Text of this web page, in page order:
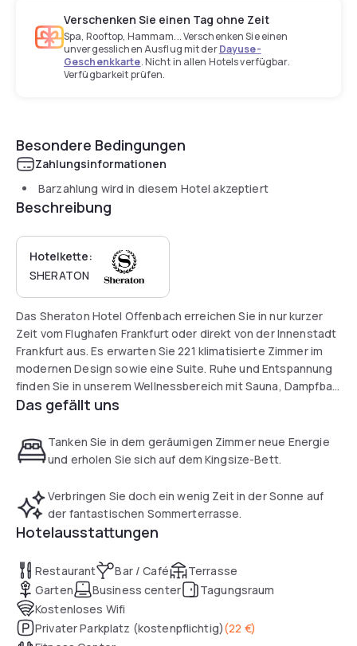
Verschenken Sie einen Tag ohne Zeit
Spa, Rooftop, Hammam... Verschenken Sie einen
unvergesslichen Ausflug mit derDayuse-
Geschenkkarte. Nicht in allen Hotels verfügbar.
Verfügbarkeit prüfen.
Besondere Bedingungen
Zahlungsinformationen
Barzahlung wird in diesem Hotel akzeptiert
Beschreibung
Hotelkette:
SHERATON
Das Sheraton Hotel Offenbach erreichen Sie in nur kurzer
Zeit vom Flughafen Frankfurt oder direkt von der Innenstadt
Frankfurt aus. Es erwarten Sie 221 klimatisierte Zimmer im
modernen Design sowie eine Suite. Ruhe und Entspannung
finden Sie in unserem Wellnessbereich mit Sauna, Dampfbad
und Massageangebot. Im Fitness-Center, das rund um die
ausgestattet ist, können Sie Ihrem Körper Gutes tun und
kostenfrei trainieren. Oder verbringen Sie sonnige
Übrigens auch als schönste Terrasse der City bekannt. Wir
laden Sie hier und in unserem Restaurant PURE ein, sich mit
Köstlichkeiten der regionalen und internationalen Küche
sowie Speisen im Tapas-Stil erwöhnen zu lassen. Gerne
mixen wir Ihnen auch prickelnd-frische Cocktailkreationen in
unserer beliebten Bar OneEleven.
Das gefällt uns
Tanken Sie in dem geräumigen Zimmer neue Energie
und erholen Sie sich auf dem Kingsize-Bett.
Verbringen Sie doch ein wenig Zeit in der Sonne auf
der fantastischen Sommerterrasse.
Hotelausstattungen
Restaurant Bar / Café
Terrasse
Garten
Business center
Tagungsraum
Kostenloses Wifi
Privater Parkplatz (kostenpflichtig)(22 €)